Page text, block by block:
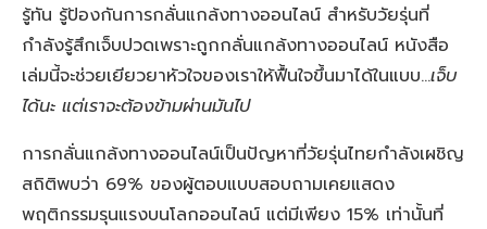
รู้ทัน รู้ป้องกันการกลั่นแกล้งทางออนไลน์ สำหรับวัยรุ่นที่
กำลังรู้สึกเจ็บปวดเพราะถูกกลั่นแกล้งทางออนไลน์ หนังสือ
เล่มนี้จะช่วยเยียวยาหัวใจของเราให้ฟื้นใจขึ้นมาได้ในแบบ…เจ็บ
ได้นะ แต่เราจะต้องข้ามผ่านมันไป
การกลั่นแกล้งทางออนไลน์เป็นปัญหาที่วัยรุ่นไทยกำลังเผชิญ
สถิติพบว่า 69% ของผู้ตอบแบบสอบถามเคยแสดง
พฤติกรรมรุนแรงบนโลกออนไลน์ แต่มีเพียง 15% เท่านั้นที่